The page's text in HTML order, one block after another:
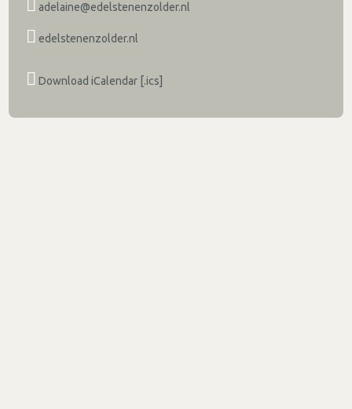
adelaine@edelstenenzolder.nl
edelstenenzolder.nl
Download iCalendar [.ics]